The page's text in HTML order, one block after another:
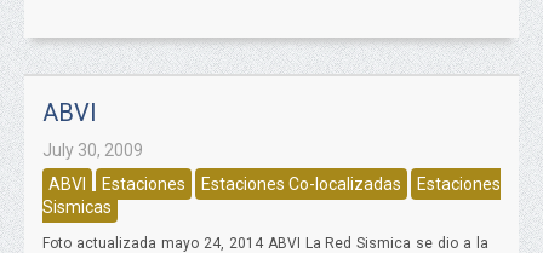
ABVI
July 30, 2009
ABVI
Estaciones Estaciones Co-localizadas
Estaciones
Sismicas
Foto actualizada mayo 24, 2014 ABVI La Red Sismica se dio a la